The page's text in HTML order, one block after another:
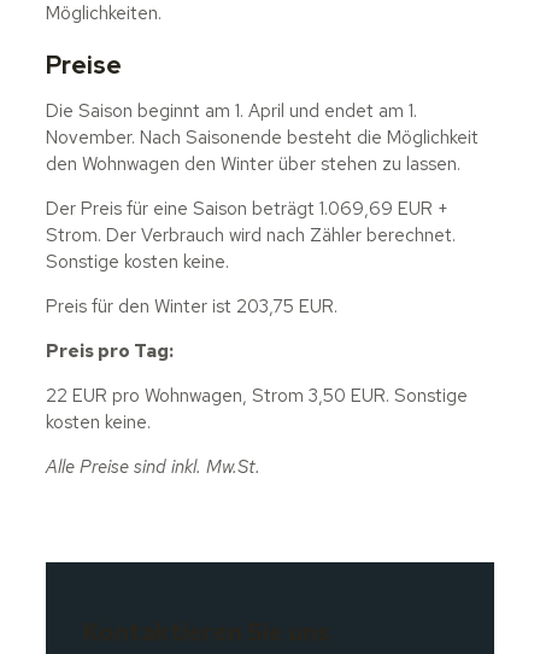
Möglichkeiten.
Preise
Die Saison beginnt am 1. April und endet am 1.
November. Nach Saisonende besteht die Möglichkeit
den Wohnwagen den Winter über stehen zu lassen.
Der Preis für eine Saison beträgt 1.069,69 EUR +
Strom. Der Verbrauch wird nach Zähler berechnet.
Sonstige kosten keine.
Preis für den Winter ist 203,75 EUR.
Preis pro Tag:
22 EUR pro Wohnwagen, Strom 3,50 EUR. Sonstige
kosten keine.
Alle Preise sind inkl. Mw.St.